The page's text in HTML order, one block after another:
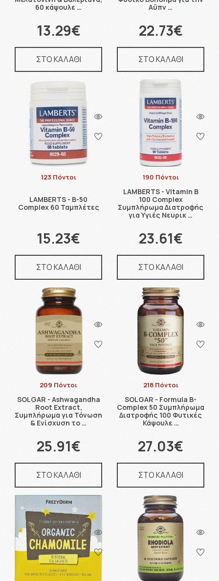
60 κάψουλε …
13.29€
ΣΤΟ ΚΑΛΑΘΙ
Αϋπν …
22.73€
ΣΤΟ ΚΑΛΑΘΙ
123 Πόντοι
LAMBERTS - B-50
Complex 60 Ταμπλέτες
15.23€
ΣΤΟ ΚΑΛΑΘΙ
190 Πόντοι
LAMBERTS - Vitamin B
100 Complex
Συμπλήρωμα Διατροφής
για Υγιές Νευρικ …
23.61€
ΣΤΟ ΚΑΛΑΘΙ
209 Πόντοι
SOLGAR - Ashwagandha
Root Extract,
Συμπλήρωμα για Τόνωση
& Ενίσχυση το …
25.91€
ΣΤΟ ΚΑΛΑΘΙ
218 Πόντοι
SOLGAR - Formula B-
Complex 50 Συμπλήρωμα
Διατροφής 100 Φυτικές
Κάψουλε …
27.03€
ΣΤΟ ΚΑΛΑΘΙ